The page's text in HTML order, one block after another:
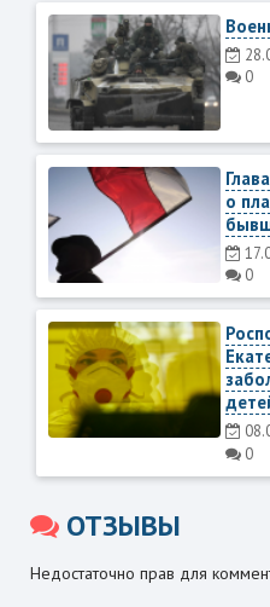
0
о
0
0
ОТЗЫВЫ
Недостаточно прав для